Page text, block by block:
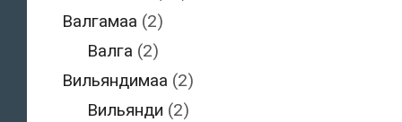
Валгамаа (2)
Валга (2)
Вильяндимаа (2)
Вильянди (2)